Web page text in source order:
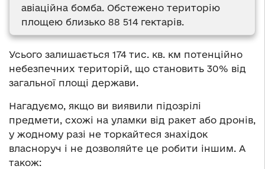
авіаційна бомба. Обстежено територію
площею близько 88 514 гектарів.
Усього залишається 174 тис. кв. км потенційно
небезпечних територій, що становить 30% від
загальної площі держави.
Нагадуємо, якщо ви виявили підозрілі
предмети, схожі на уламки від ракет або дронів,
у жодному разі не торкайтеся знахідок
власноруч і не дозволяйте це робити іншим. А
також: